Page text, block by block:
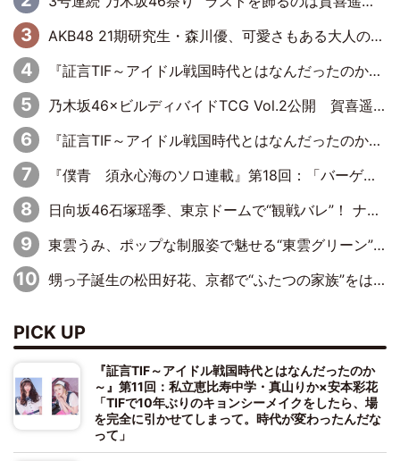
AKB48 21期研究生・森川優、可愛さもある大人の女性に
『証言TIF～アイドル戦国時代とはなんだったのか～』第10回：さくら学院・武藤彩未×飯田らうら「正直、中3で辞めるというのを信じてなくて。そう言われてはいたけど、嘘でしょって」
乃木坂46×ビルディバイドTCG Vol.2公開 賀喜遥香＆田村真佑が『京まふ』ステージに登壇
『証言TIF～アイドル戦国時代とはなんだったのか～』第11回：私立恵比寿中学・真山りか×安本彩花「TIFで10年ぶりのキョンシーメイクをしたら、場を完全に引かせてしまって。時代が変わったんだなって」
『僕青 須永心海のソロ連載』第18回：「バーゲンセールハンターみうな inしまむら」編
日向坂46石塚瑶季、東京ドームで“観戦バレ”！ ナイツ・塙も認めた「巨人に詳しすぎるアイドル」は元VENUSスクール生で杉内コーチ推し⁉
東雲うみ、ポップな制服姿で魅せる“東雲グリーン”の正体
甥っ子誕生の松田好花、京都で“ふたつの家族”をはしご！ “母”黒谷友香に見送られ、“父”松岡昌宏とはハシゴ酒
PICK UP
『証言TIF～アイドル戦国時代とはなんだったのか
～』第11回：私立恵比寿中学・真山りか×安本彩花
「TIFで10年ぶりのキョンシーメイクをしたら、場
を完全に引かせてしまって。時代が変わったんだな
って」